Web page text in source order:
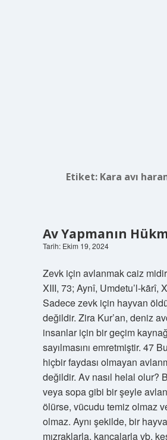
Etiket: Kara avı
Av Yapmanın
Tarih: Ekim 19, 2024
Zevk için avlanmak caiz
XIII, 73; Aynî, Umdetu’l-kārî,
Sadece zevk için hayvan
değildir. Zira Kur’an, deniz
insanlar için bir geçim
sayılmasını emretmiştir. 47
hiçbir faydası olmayan
değildir. Av nasıl helal olur?
veya sopa gibi bir şeyle
ölürse, vücudu temiz olmaz
olmaz. Aynı şekilde, bir
mızraklarla, kancalarla vb.